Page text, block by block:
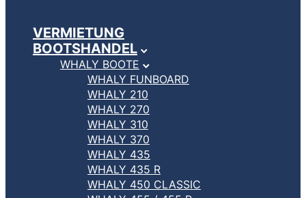
VERMIETUNG
BOOTSHANDEL
WHALY BOOTE
WHALY FUNBOARD
WHALY 210
WHALY 270
WHALY 310
WHALY 370
WHALY 435
WHALY 435 R
WHALY 450 CLASSIC